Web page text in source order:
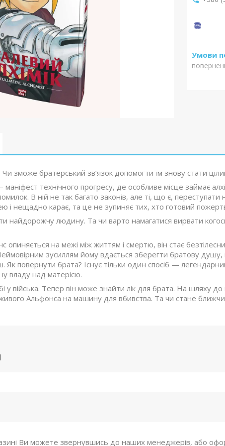
Чи зможе братерський зв’язок допомогти їм знову стати
технічного прогресу, де особливе місце займає
В ній не так багато законів, але ті, що є,
і нещадно карає, та це не зупиняє тих, хто готовий
найдорожчу людину. Та чи варто намагатися вирвати
опиняється на межі між життям і смертю, він стає
зусиллям йому вдається зберегти братову душу,
повернути брата? Існує тільки один спосіб —
владу над матерією.
у війська. Тепер він може знайти лік для брата. На шляху до
Альфонса на машину для вбивства. Та чи стане
Ви можете звернувшись до наших менеджерів, або